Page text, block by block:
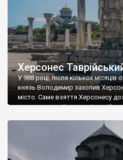
Херсонес
У 988 році, після кількох місяців
князь Володимир захопив
місто. Саме взяття Херсонесу
диктувати свої умови
Херсонесі Володимир-язичник,
А потім було Хрещення Русі. На